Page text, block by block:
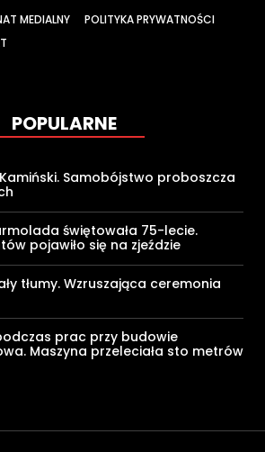
MEDIALNY
POLITYKA PRYWATNOŚCI
POPULARNE
Samobójstwo proboszcza
świętowała 75-lecie.
pojawiło się na zjeździe
tłumy. Wzruszająca ceremonia
prac przy budowie
Maszyna przeleciała sto metrów